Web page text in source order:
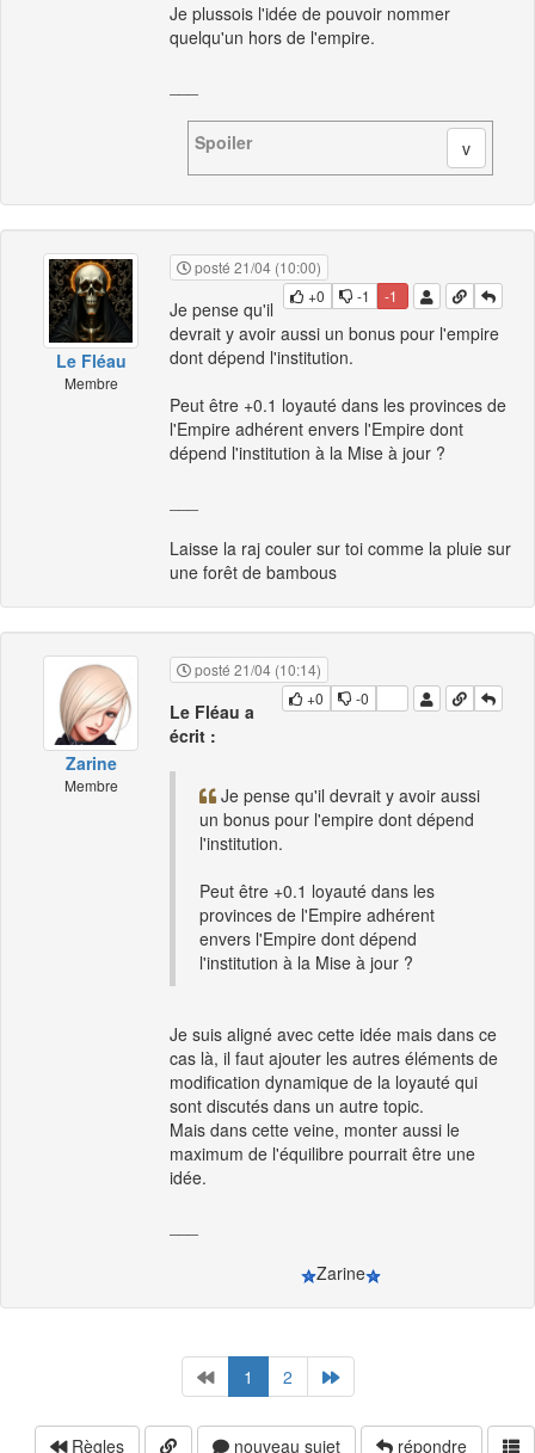
Je plussois l'idée de pouvoir nommer
quelqu'un hors de l'empire.
Spoiler
Le Fléau
Membre
posté 21/04 (10:00)
+0
-1 -1
Je pense qu'il
devrait y avoir aussi un bonus pour l'empire
dont dépend l'institution.
Peut être +0.1 loyauté dans les provinces de
l'Empire adhérent envers l'Empire dont
dépend l'institution à la Mise à jour ?
Laisse la raj couler sur toi comme la pluie sur
une forêt de bambous
Zarine
Membre
posté 21/04 (10:14)
+0
-0
Le Fléau a
écrit :
Je pense qu'il devrait y avoir aussi
un bonus pour l'empire dont dépend
l'institution.
Peut être +0.1 loyauté dans les
provinces de l'Empire adhérent
envers l'Empire dont dépend
l'institution à la Mise à jour ?
Je suis aligné avec cette idée mais dans ce
cas là, il faut ajouter les autres éléments de
modification dynamique de la loyauté qui
sont discutés dans un autre topic.
Mais dans cette veine, monter aussi le
maximum de l'équilibre pourrait être une
idée.
Zarine
1 2
Règles nouveau sujet répondre